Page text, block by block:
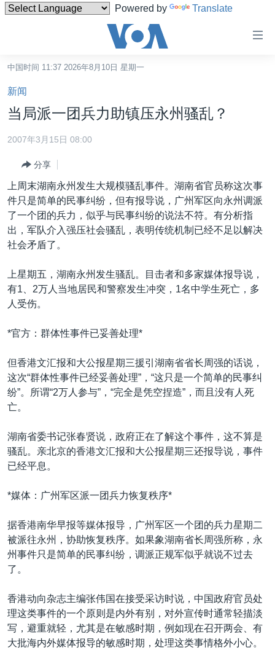
Powered by Translate
碍
链
接
跳
转
转
导
检
索
港澳
国际
最新国际新闻
印太
欧洲
非洲
分类新闻
经济·金融·贸易
科教·文娱·体健
军事
美中关系
白宫要闻
国会报道
埃博拉疫情
美国之音专访
重要讲话与声明
台海两岸关系
南中国海争端
关注新疆
GEN Z 看美国
VOA视频
VOA今日焦点
关注我们
其他语言网站
中国时间 11:37 2026年8月10日 星期一
新闻
当局派一团兵力助镇压永州骚乱？
2007年3月15日 08:00
分享
上周末湖南永州发生大规模骚乱事件。湖南省官员称这次事
件只是简单的民事纠纷，但有报导说，广州军区向永州调派
了一个团的兵力，似乎与民事纠纷的说法不符。有分析指
出，军队介入强压社会骚乱，表明传统机制已经不足以解决
社会矛盾了。
上星期五，湖南永州发生骚乱。目击者和多家媒体报导说，
有1、2万人当地居民和警察发生冲突，1名中学生死亡，多
人受伤。
*官方：群体性事件已妥善处理*
但香港文汇报和大公报星期三援引湖南省省长周强的话说，
这次“群体性事件已经妥善处理”，“这只是一个简单的民事纠
纷”。所谓“2万人参与”，“完全是凭空捏造”，而且没有人死
亡。
湖南省委书记张春贤说，政府正在了解这个事件，这不算是
骚乱。亲北京的香港文汇报和大公报星期三还报导说，事件
已经平息。
*媒体：广州军区派一团兵力恢复秩序*
据香港南华早报等媒体报导，广州军区一个团的兵力星期二
被派往永州，协助恢复秩序。如果象湖南省长周强所称，永
州事件只是简单的民事纠纷，调派正规军似乎就说不过去
了。
香港动向杂志主编张伟国在接受采访时说，中国政府官员处
理这类事件的一个原则是内外有别，对外宣传时通常轻描淡
写，避重就轻，尤其是在敏感时期，例如现在召开两会、有
大批海内外媒体报导的敏感时期，处理这类事情格外小心。